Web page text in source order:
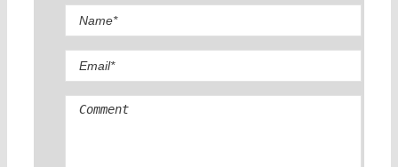
Comment